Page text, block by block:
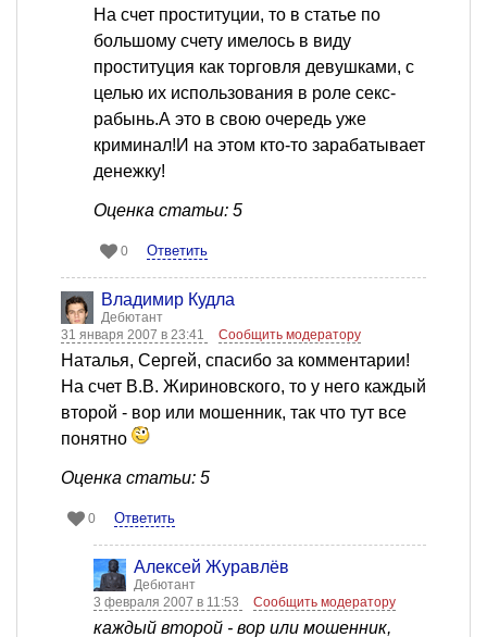
На счет проституции, то в статье по
большому счету имелось в виду
проституция как торговля девушками, с
целью их использования в роле секс-
рабынь.А это в свою очередь уже
криминал!И на этом кто-то зарабатывает
денежку!
Оценка статьи: 5
0 Ответить
Владимир Кудла
Дебютант
31 января 2007 в 23:41
Сообщить модератору
Наталья, Сергей, спасибо за комментарии!
На счет В.В. Жириновского, то у него каждый
второй - вор или мошенник, так что тут все
понятно
Оценка статьи: 5
0 Ответить
Алексей Журавлёв
Дебютант
3 февраля 2007 в 11:53
Сообщить модератору
каждый второй - вор или мошенник,